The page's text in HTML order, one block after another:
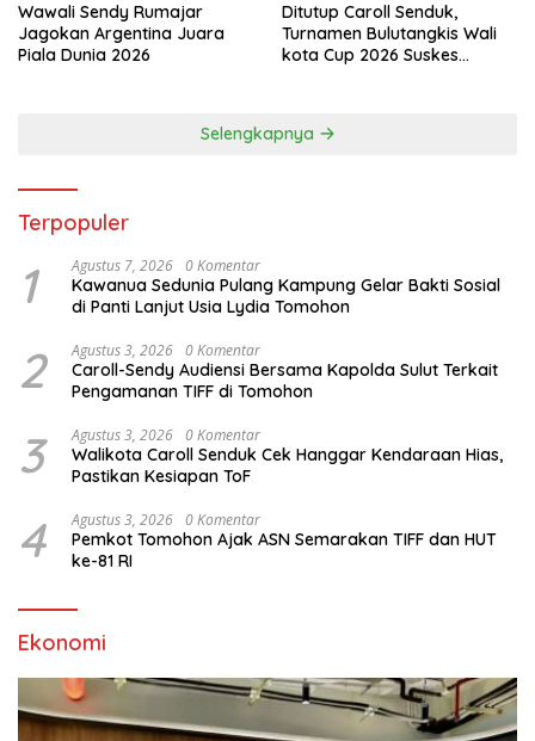
Wawali Sendy Rumajar
Jagokan Argentina Juara
Piala Dunia 2026
Ditutup Caroll Senduk,
Turnamen Bulutangkis Wali
kota Cup 2026 Suskes
Selengkapnya
Terpopuler
1 Agustus 7, 2026 0 Komentar
Kawanua Sedunia Pulang Kampung Gelar Bakti Sosial
di Panti Lanjut Usia Lydia Tomohon
2 Agustus 3, 2026 0 Komentar
Caroll-Sendy Audiensi Bersama Kapolda Sulut Terkait
Pengamanan TIFF di Tomohon
3 Agustus 3, 2026 0 Komentar
Walikota Caroll Senduk Cek Hanggar Kendaraan Hias,
Pastikan Kesiapan ToF
4 Agustus 3, 2026 0 Komentar
Pemkot Tomohon Ajak ASN Semarakan TIFF dan HUT
ke-81 RI
Ekonomi